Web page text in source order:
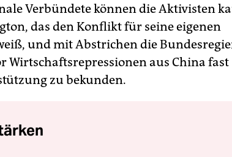
Verbündete können die Aktivisten
das den Konflikt für seine eigenen
und mit Abstrichen die
Wirtschaftsrepressionen aus China fast
zu bekunden.